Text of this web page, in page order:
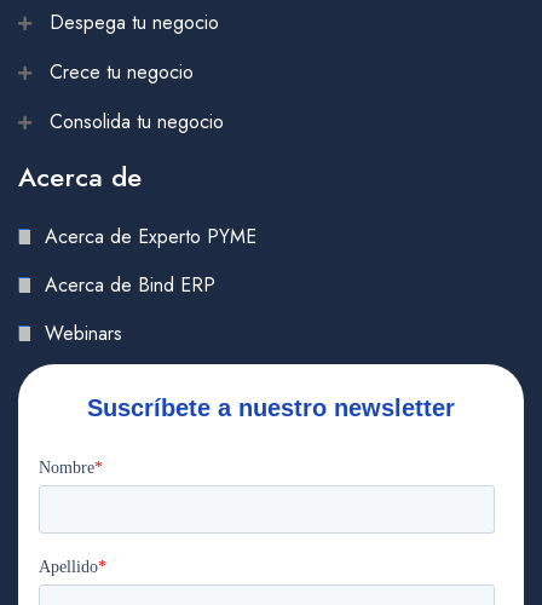
Despega tu negocio
Crece tu negocio
Consolida tu negocio
Acerca de
Acerca de Experto PYME
Acerca de Bind ERP
Webinars
Suscríbete a nuestro newsletter